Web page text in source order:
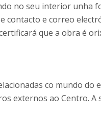
no seu interior unha
contacto e correo
que a obra é
co mundo do
externos ao Centro.